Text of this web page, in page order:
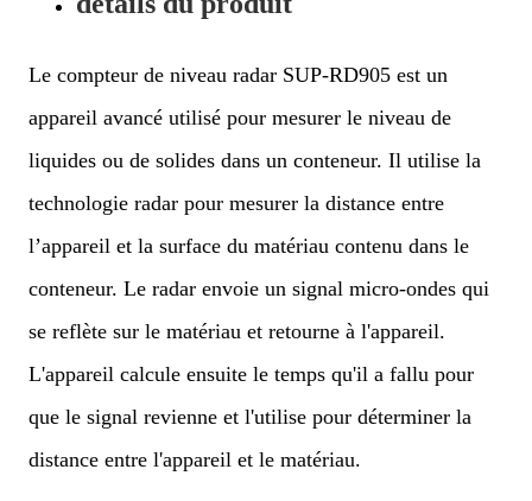
Le compteur de niveau radar SUP-RD905 est un
appareil avancé utilisé pour mesurer le niveau de
liquides ou de solides dans un conteneur. Il utilise la
technologie radar pour mesurer la distance entre
l’appareil et la surface du matériau contenu dans le
conteneur. Le radar envoie un signal micro-ondes qui
se reflète sur le matériau et retourne à l'appareil.
L'appareil calcule ensuite le temps qu'il a fallu pour
que le signal revienne et l'utilise pour déterminer la
distance entre l'appareil et le matériau.